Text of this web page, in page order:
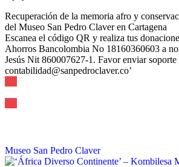
Recuperación de la memoria afro y
del Museo San Pedro Claver en Cartagena
Escanea el código QR y realiza tus
Ahorros Bancolombia No 18160360603 a
Jesús Nit 860007627-1. Favor enviar soporte
contabilidad@sanpedroclaver.co’
Museo San Pedro Claver